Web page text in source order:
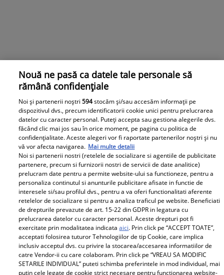
Andreea Bălan îl acuză pe George Burcea că este sub
influența băuturilor alcoolice când are grijă de fete.
Reacția Vivianei Sposub
Scandalul dintre Andreea Bălan (38 de ani) și George
Burcea (34 de ani) este departe de a se fi sârșit. Sunt
mai bine de doi ani de când cei doi s-au despărțit, dar
încă mai există un conflict între ei legat de creșterea
fetițelor Ella Maya (5 ani) și Clara Maria (3 ani).
Parteneri
Nouă ne pasă ca datele tale personale să
rămână confidențiale
Noi și partenerii noștri594stocăm și/sau accesăm informații pe
dispozitivul dvs., precum identificatorii cookie unici pentru prelucrarea
datelor cu caracter personal. Puteți accepta sau gestiona alegerile dvs.
făcând clic mai jos sau în orice moment, pe pagina cu politica de
confidențialitate. Aceste alegeri vor fi raportate partenerilor noștri și nu
vă vor afecta navigarea. Mai multe detalii
Noi si partenerii nostri (retelele de socializare si agentiile de publicitate
partenere, precum si furnizorii nostri de servicii de date analitice)
prelucram date pentru a permite website-ului sa functioneze, pentru a
personaliza continutul si anunturile publicitare afisate in functie de
interesele si/sau profilul dvs., pentru a va oferi functionalitati aferente
retelelor de socializare si pentru a analiza traficul pe website. Beneficiati
de drepturile prevazute de art. 15-22 din GDPR in legatura cu
prelucrarea datelor cu caracter personal. Aceste drepturi pot fi
exercitate prin modalitatea indicataaici. Prin click pe “ACCEPT TOATE”,
acceptati folosirea tuturor Tehnologiilor de tip Cookie, care implica
inclusiv acceptul dvs. cu privire la stocarea/accesarea informatiilor de
catre Vendor-ii cu care colaboram. Prin click pe “VREAU SA MODIFIC
SETARILE INDIVIDUAL” puteti schimba preferintele in mod individual, mai
putin cele legate de cookie strict necesare pentru functionarea website-